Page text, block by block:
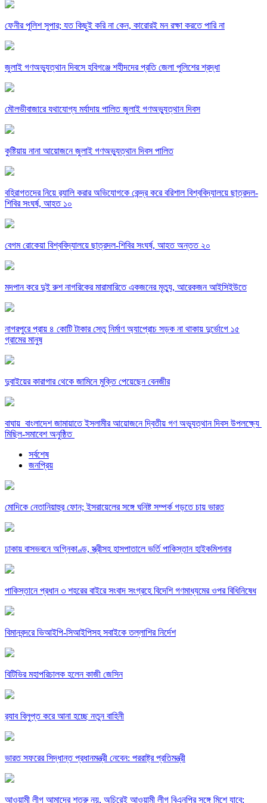
ফেনীর পুলিশ সুপার; যত কিছুই করি না কেন, কারোরই মন রক্ষা করতে পারি না
জুলাই গণঅভ্যুত্থান দিবসে হবিগঞ্জে শহীদদের প্রতি জেলা পুলিশের শ্রদ্ধা
মৌলভীবাজারে যথাযোগ্য মর্যাদায় পালিত জুলাই গণঅভ্যুত্থান দিবস
কুষ্টিয়ায় নানা আয়োজনে জুলাই গণঅভ্যুত্থান দিবস পালিত
বহিরাগতদের নিয়ে র‍্যালি করার অভিযোগকে কেন্দ্র করে বরিশাল বিশ্ববিদ্যালয়ে ছাত্রদল-
শিবির সংঘর্ষ, আহত ১০
বেগম রোকেয়া বিশ্ববিদ্যালয়ে ছাত্রদল-শিবির সংঘর্ষ, আহত অন্তত ২০
মদপান করে দুই রুশ নাগরিকের মারামারিতে একজনের মৃত্যু, আরেকজন আইসিইউতে
নাগরপুরে প্রায় ৪ কোটি টাকার সেতু নির্মাণ অ্যাপ্রোচ সড়ক না থাকায় দুর্ভোগে ১৫
গ্রামের মানুষ
দুবাইয়ের কারাগার থেকে জামিনে মুক্তি পেয়েছেন বেনজীর
বাঘায় বাংলাদেশ জামায়াতে ইসলামীর আয়োজনে দ্বিতীয় গণ অভ্যুত্থান দিবস উপলক্ষ্যে
মিছিল-সমাবেশ অনুষ্ঠিত
সর্বশেষ
জনপ্রিয়
মোদিকে নেতানিয়াহুর ফোন; ইসরায়েলের সঙ্গে ঘনিষ্ট সম্পর্ক গড়তে চায় ভারত
ঢাকায় বাসভবনে অগ্নিকাণ্ড, স্ত্রীসহ হাসপাতালে ভর্তি পাকিস্তান হাইকমিশনার
পাকিস্তানে প্রধান ৩ শহরের বাইরে সংবাদ সংগ্রহে বিদেশি গণমাধ্যমের ওপর বিধিনিষেধ
বিমানবন্দরে ভিআইপি-সিআইপিসহ সবাইকে তল্লাশির নির্দেশ
বিটিভির মহাপরিচালক হলেন কাজী জেসিন
র‍্যাব বিলুপ্ত করে আনা হচ্ছে নতুন বাহিনী
ভারত সফরের সিদ্ধান্ত প্রধানমন্ত্রী নেবেন: পররাষ্ট্র প্রতিমন্ত্রী
আওয়ামী লীগ আমাদের শত্রু নয়, অচিরেই আওয়ামী লীগ বিএনপির সঙ্গে মিশে যাবে: